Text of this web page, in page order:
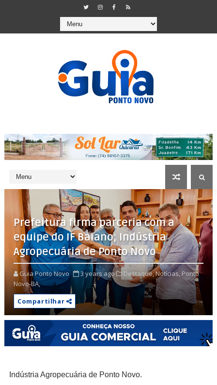
Prefeitura firma parceria com a
equipe do IF Baiano; Indústria
Agropecuária de Ponto Novo
Guia Ponto Novo 3 years ago Destaque,Notícias, Ponto
Novo-BA,
Compartilhar
Indústria Agropecuária de Ponto Novo.